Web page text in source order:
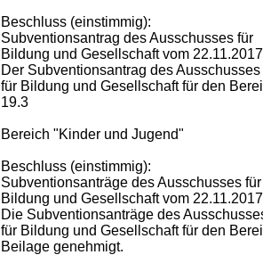
Beschluss (einstimmig):
Subventionsantrag des Ausschusses für
Bildung und Gesellschaft vom
Der Subventionsantrag des Ausschusses
für Bildung und Gesellschaft für den
19.3
Bereich "Kinder und Jugend"
Beschluss (einstimmig):
Subventionsanträge des Ausschusses für
Bildung und Gesellschaft vom
Die Subventionsanträge des
für Bildung und Gesellschaft für den
Beilage genehmigt.